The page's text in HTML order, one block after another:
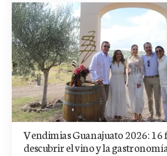
Vendimias Guanajuato 2026: 16
descubrir el vino y la